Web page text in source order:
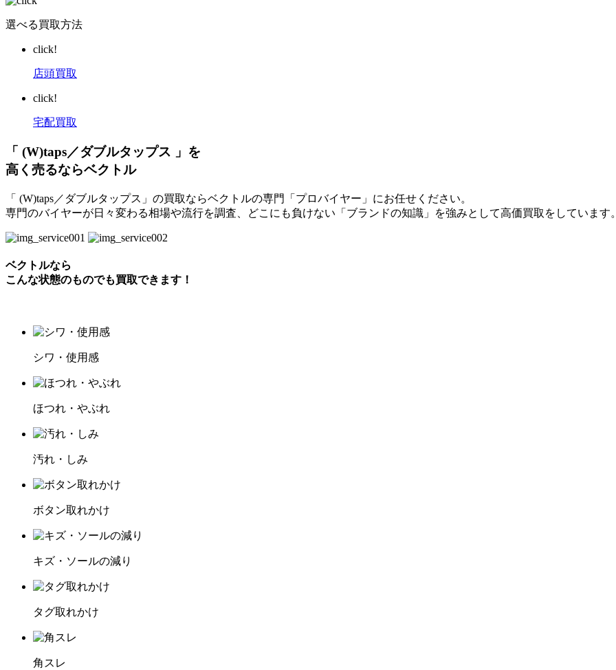
選べる買取方法
click!
店頭買取
click!
宅配買取
「 (W)taps／ダブルタップス 」を
高く売るならベクトル
「 (W)taps／ダブルタップス」の買取ならベクトルの専門「プロバイヤー」にお任せください。
専門のバイヤーが日々変わる相場や流行を調査、どこにも負けない「ブランドの知識」を強みとして高価買取をしています。
ベクトルなら
こんな状態のものでも買取できます！
シワ・使用感
ほつれ・やぶれ
汚れ・しみ
ボタン取れかけ
キズ・ソールの減り
タグ取れかけ
角スレ